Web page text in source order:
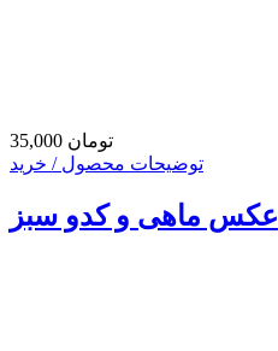
35,000 تومان
توضیحات محصول / خرید
عکس ماهی و کدو سبز